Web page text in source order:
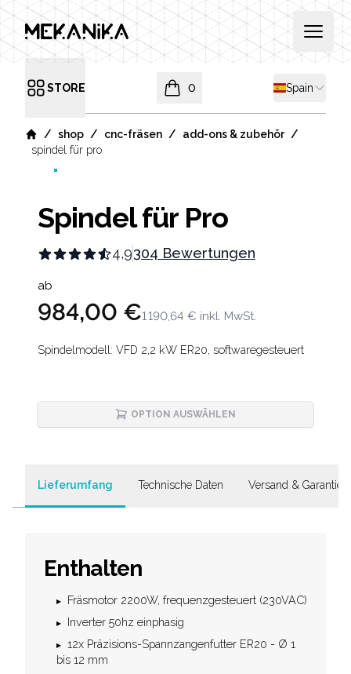
MEKANIKA Open
Open menu
STORE Shipping
Spain
0
items in cart, view bag
Home
/ shop / cnc-fräsen / add-ons & zubehör /
spindel für pro
Spindel für Pro
4,9304 Bewertungen
Product information
ab
984,00 €1 190,64 € inkl. MwSt.
Description
Spindelmodell: VFD 2,2 kW ER20, softwaregesteuert
OPTION AUSWÄHLEN
Lieferumfang Technische Daten Versand & Garantie
Enthalten
Fräsmotor 2200W, frequenzgesteuert (230VAC)
Inverter 50hz einphasig
12x Präzisions-Spannzangenfutter ER20 - Ø 1
bis 12 mm